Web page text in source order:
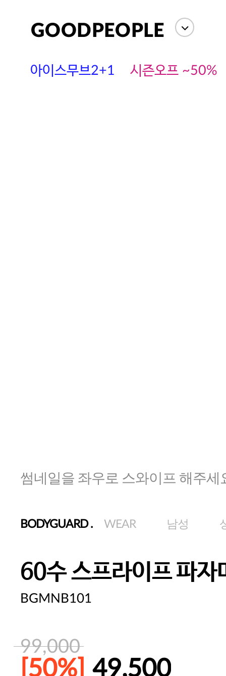
아이스무브2+1 시즌오프 ~50%
썸네일을 좌우로 스와이프 해주세
BODYGUARD. WEAR 남성
60수 스프라이프 파
BGMNB101
99,000
[50%] 49,500